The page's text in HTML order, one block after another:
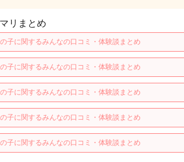
リまとめ
子に関するみんなの口コミ・体験談まとめ
子に関するみんなの口コミ・体験談まとめ
子に関するみんなの口コミ・体験談まとめ
子に関するみんなの口コミ・体験談まとめ
子に関するみんなの口コミ・体験談まとめ